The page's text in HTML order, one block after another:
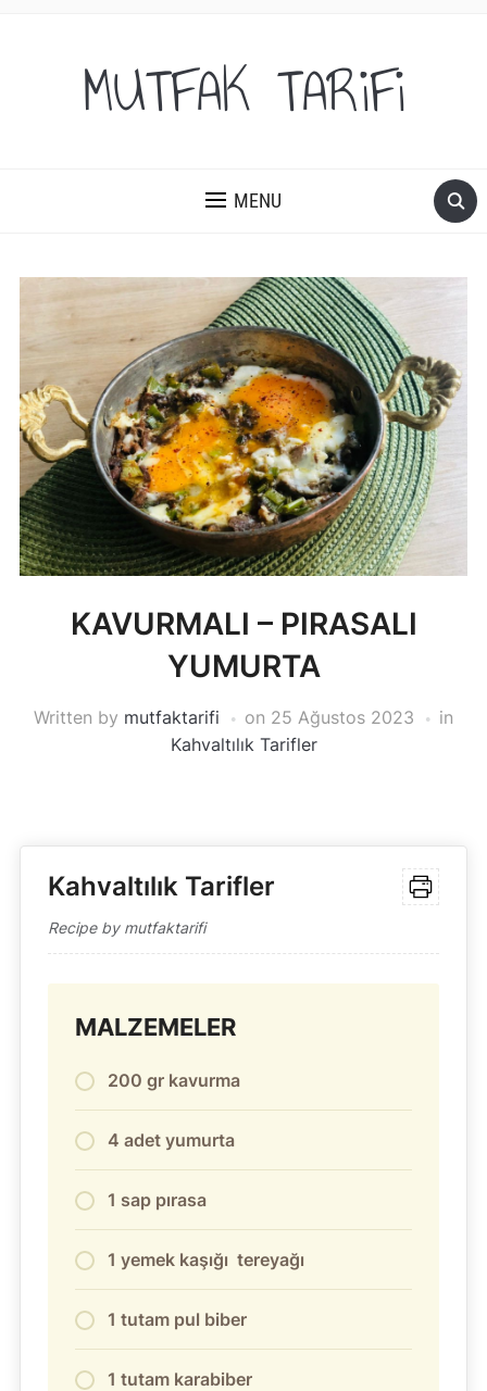
MUTFAK TARiFi
MENU
KAVURMALI – PIRASALI
YUMURTA
Written by mutfaktarifi on 25 Ağustos 2023
in
Kahvaltılık Tarifler
Kahvaltılık Tarifler
Recipe by mutfaktarifi
MALZEMELER
200 gr kavurma
4 adet yumurta
1 sap pırasa
1 yemek kaşığı tereyağı
1 tutam pul biber
1 tutam karabiber